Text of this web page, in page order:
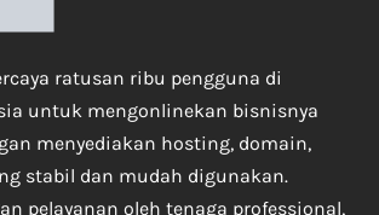
ratusan ribu pengguna di
untuk mengonlinekan bisnisnya
menyediakan hosting, domain,
stabil dan mudah digunakan.
pelayanan oleh tenaga professional,